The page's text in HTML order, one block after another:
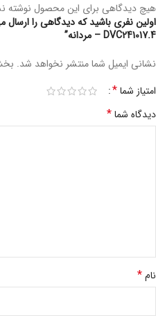
هیچ دیدگاهی برای این محصول نوشته
اولین نفری باشید که دیدگاهی را
DVC241017.4 – مردانه”
نشانی ایمیل شما منتشر نخواهد شد.
امتیاز شما*
دیدگاه شما*
نام*